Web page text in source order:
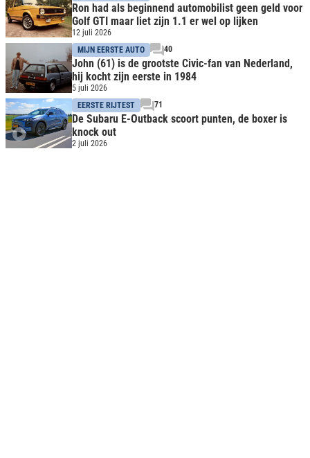
Ron had als beginnend automobilist geen geld voor
Golf GTI maar liet zijn 1.1 er wel op lijken
12 juli 2026
MIJN EERSTE AUTO
40
John (61) is de grootste Civic-fan van Nederland,
hij kocht zijn eerste in 1984
5 juli 2026
EERSTE RIJTEST
71
De Subaru E-Outback scoort punten, de boxer is
knock out
2 juli 2026